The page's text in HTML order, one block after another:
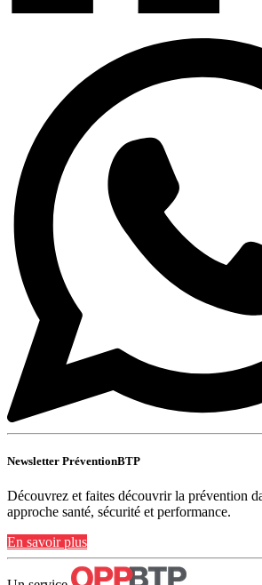
Newsletter PréventionBTP
Découvrez et faites découvrir la prévention
approche santé, sécurité et performance.
En savoir plus